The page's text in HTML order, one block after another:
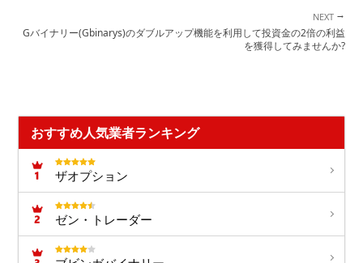
Gバイナリー(Gbinarys)のダブルアップ機能を利用して投資金の2倍の利益
を獲得してみませんか?
→
おすすめ人気業者ランキング
ザオプション
ゼン・トレーダー